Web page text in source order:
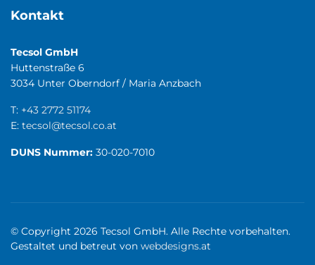
Kontakt
Tecsol GmbH
Huttenstraße 6
3034 Unter Oberndorf / Maria Anzbach
T: +43 2772 51174
E: tecsol@tecsol.co.at
DUNS Nummer: 30-020-7010
© Copyright 2026 Tecsol GmbH. Alle Rechte vorbehalten.
Gestaltet und betreut von webdesigns.at